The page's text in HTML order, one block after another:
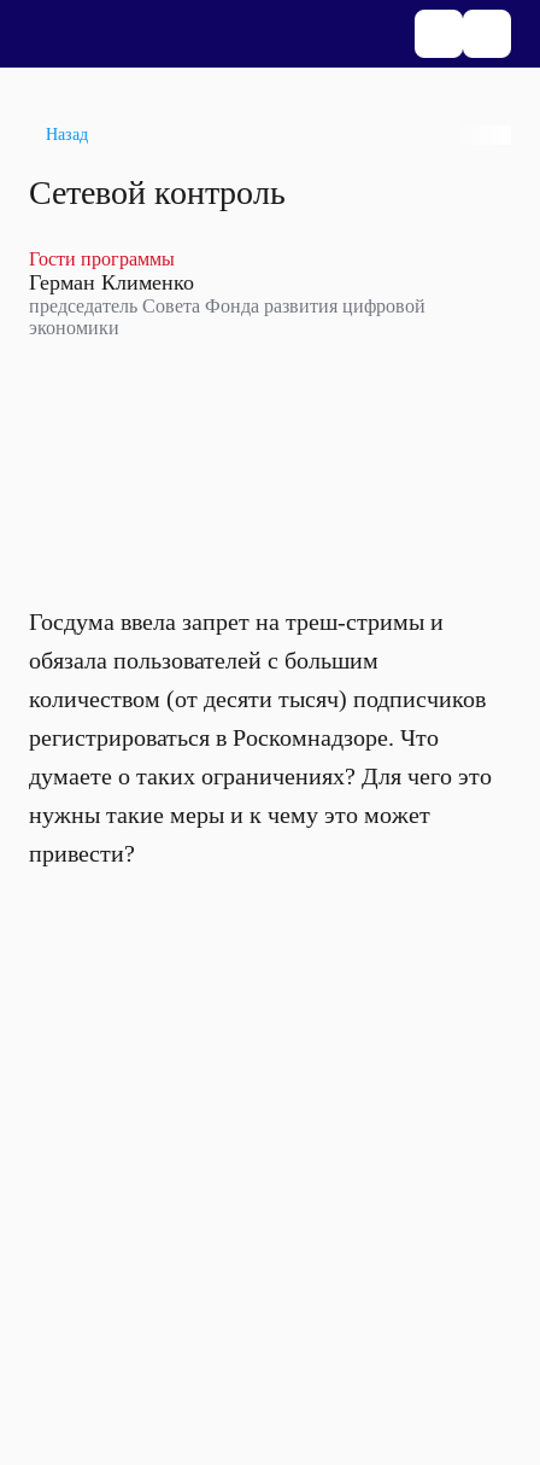
Назад
Сетевой контроль
Гости программы
Герман Клименко
председатель Совета Фонда развития цифровой
экономики
Госдума ввела запрет на треш-стримы и
обязала пользователей с большим
количеством (от десяти тысяч) подписчиков
регистрироваться в Роскомнадзоре. Что
думаете о таких ограничениях? Для чего это
нужны такие меры и к чему это может
привести?